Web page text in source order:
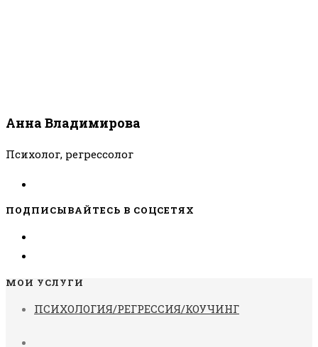
Анна Владимирова
Психолог, регрессолог
ПОДПИСЫВАЙТЕСЬ В СОЦСЕТЯХ
МОИ УСЛУГИ
ПСИХОЛОГИЯ/РЕГРЕССИЯ/КОУЧИНГ